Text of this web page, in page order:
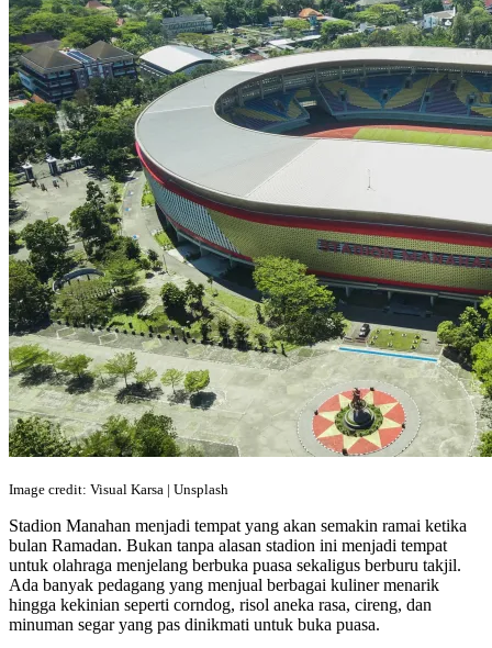
Image credit: Visual Karsa | Unsplash
Stadion Manahan menjadi tempat yang akan semakin ramai ketika
bulan Ramadan. Bukan tanpa alasan stadion ini menjadi tempat
untuk olahraga menjelang berbuka puasa sekaligus berburu takjil.
Ada banyak pedagang yang menjual berbagai kuliner menarik
hingga kekinian seperti corndog, risol aneka rasa, cireng, dan
minuman segar yang pas dinikmati untuk buka puasa.